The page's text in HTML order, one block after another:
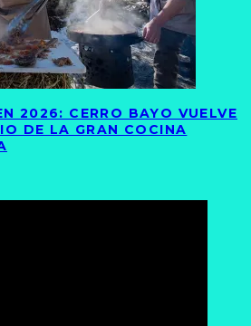
2026: CERRO BAYO VUELVE
DE LA GRAN COCINA